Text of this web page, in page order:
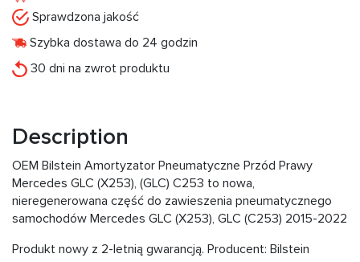
Sprawdzona jakość
Szybka dostawa do 24 godzin
30 dni na zwrot produktu
Description
OEM Bilstein Amortyzator Pneumatyczne Przód Prawy
Mercedes GLC (X253), (GLC) C253 to nowa,
nieregenerowana część do zawieszenia pneumatycznego
samochodów Mercedes GLC (X253), GLC (C253) 2015-2022
Produkt nowy z 2-letnią gwarancją. Producent: Bilstein